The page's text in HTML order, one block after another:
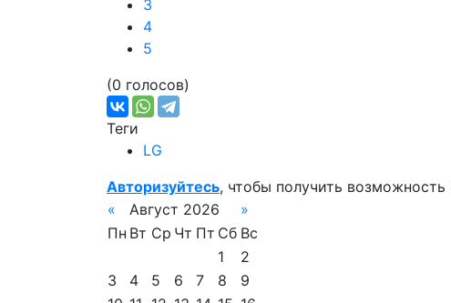
3
4
5
(0 голосов)
Теги
LG
Авторизуйтесь, чтобы получить
«
Август 2026
»
Пн Вт Ср Чт Пт Сб Вс
1
2
3
4 5 6 7 8
9